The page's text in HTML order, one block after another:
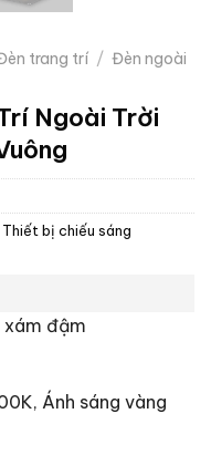
trang trí / Đèn ngoài
Ngoài Trời
Thiết bị chiếu sáng
xám đậm
Ánh sáng vàng